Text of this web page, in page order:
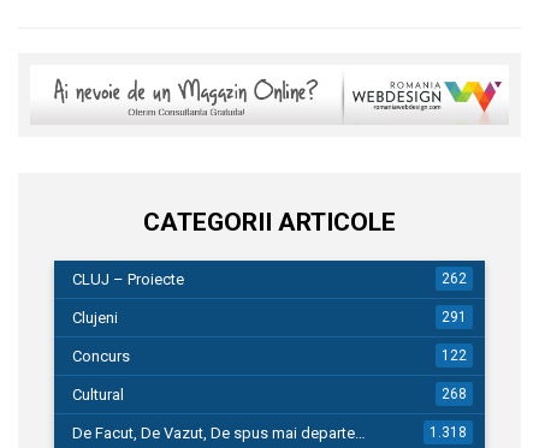
CATEGORII ARTICOLE
CLUJ – Proiecte 262
Clujeni 291
Concurs 122
Cultural 268
De Facut, De Vazut, De spus mai departe… 1.318